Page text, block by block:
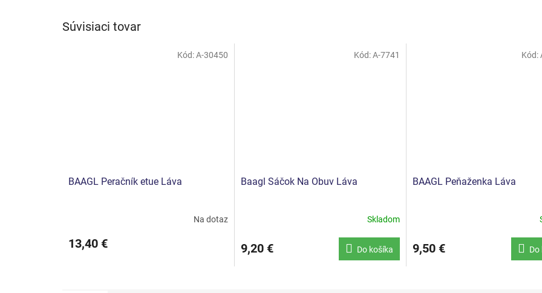
Súvisiaci tovar
BAAGL Peračník etue Láva
Na dotaz
13,40 €
Kód:A-30450
Baagl Sáčok Na Obuv Láva
Skladom
9,20 € Do košíka
Kód:A-7741
BAAGL Peňaženka Láva
9,50 € Do
Kód: